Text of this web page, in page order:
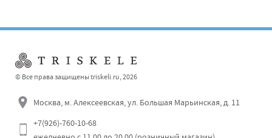
© Все права защищены triskeli.ru, 2026
Москва, м. Алексеевская, ул. Большая Марьинская, д. 11
+7(926)-760-10-68